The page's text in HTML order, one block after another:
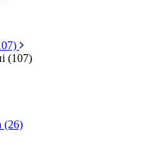
(107)
(26)